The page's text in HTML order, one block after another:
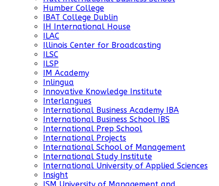
Humber College
IBAT College Dublin
IH International House
ILAC
Illinois Center for Broadcasting
ILSC
ILSP
IM Academy
Inlingua
Innovative Knowledge Institute
Interlangues
International Business Academy IBA
International Business School IBS
International Prep School
International Projects
International School of Management
International Study Institute
International University of Applied Sciences
Insight